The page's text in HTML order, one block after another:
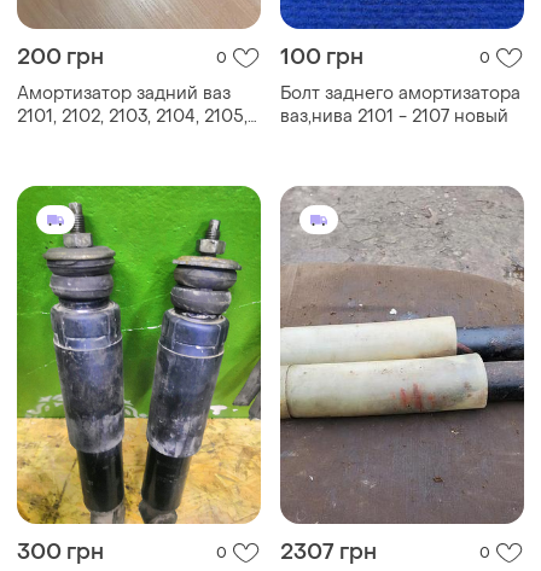
200 грн 0
Амортизатор задний ваз
2101, 2102, 2103, 2104, 2105,
100 грн 0
Болт заднего амортизатора
ваз,нива 2101 - 2107 новый
300 грн 0 2307 грн 0